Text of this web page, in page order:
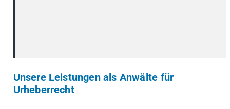
Unsere Leistungen als Anwälte für
Urheberrecht